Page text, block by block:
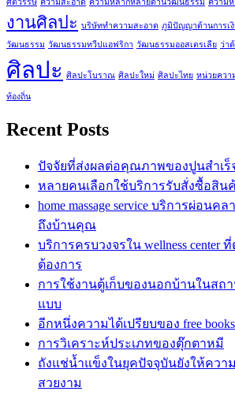
ศตวรรษ ความสะอาด ความหลากหลายด้านวัฒนธรรม ความ
งานศิลปะ บริษัททำความสะอาด ภูมิปัญญาด้านการเ
วัฒนธรรม วัฒนธรรมทวีปแอฟริกา วัฒนธรรมออสเตรเลีย ว่า
ศิลปะ ศิลปะโบราณ ศิลปะใหม่ ศิลปะไทย หน่วยควา
ท้องถิ่น
Recent Posts
ปัจจัยที่ส่งผลต่อคุณภาพของปูนสำเร็
หลายคนเลือกใช้บริการรับสั่งซื้อสินค้
home massage service บริการผ่อน
ถึงบ้านคุณ
บริการครบวงจรใน wellness center
ต้องการ
การใช้งานตู้เก็บของนอกบ้านในสถ
แบบ
อีกหนึ่งความได้เปรียบของ free books
การวิเคราะห์ประเภทของตุ๊กตาหมี
ถังแช่น้ำแข็งในยุคปัจจุบันยังให้คว
สวยงาม